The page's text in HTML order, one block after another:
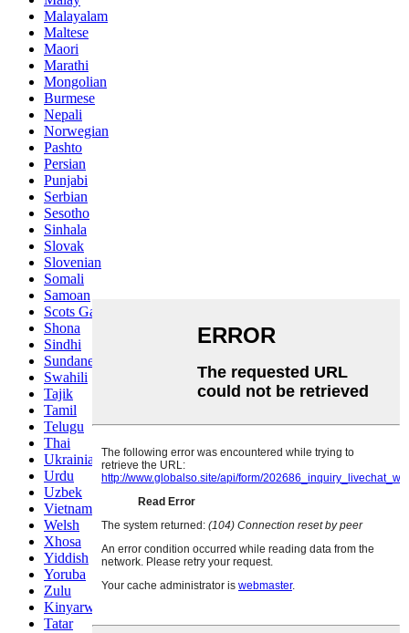
Malayalam
Maltese
Maori
Marathi
Mongolian
Burmese
Nepali
Norwegian
Pashto
Persian
Punjabi
Serbian
Sesotho
Sinhala
Slovak
Slovenian
Somali
Samoan
Scots Gaelic
Shona
Sindhi
Sundanese
Swahili
Tajik
Tamil
Telugu
Thai
Ukrainian
Urdu
Uzbek
Vietnamese
Welsh
Xhosa
Yiddish
Yoruba
Zulu
Kinyarwanda
Tatar